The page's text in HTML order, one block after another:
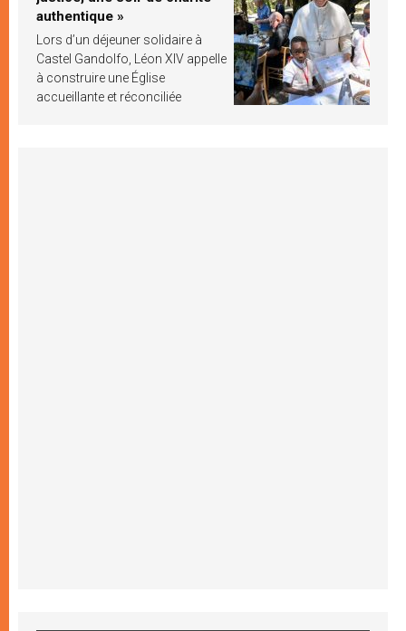
authentique »
Lors d’un déjeuner solidaire à
Castel Gandolfo, Léon XIV appelle
à construire une Église
accueillante et réconciliée